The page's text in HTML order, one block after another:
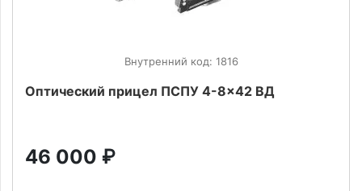
Внутренний код: 1816
Оптический прицел ПСПУ 4-8x42 ВД
46 000 ₽